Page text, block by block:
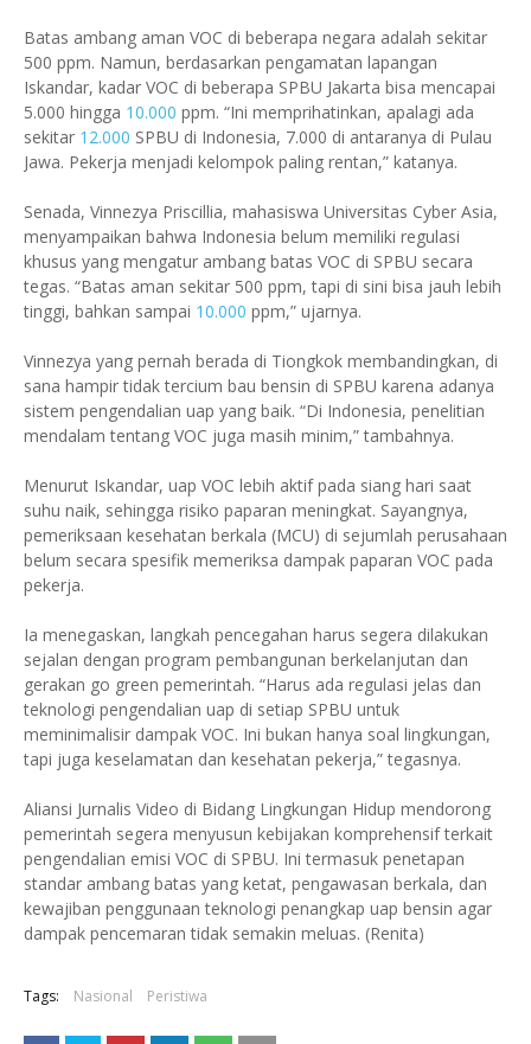
Batas ambang aman VOC di beberapa negara adalah sekitar
500 ppm. Namun, berdasarkan pengamatan lapangan
Iskandar, kadar VOC di beberapa SPBU Jakarta bisa mencapai
5.000 hingga 10.000 ppm. “Ini memprihatinkan, apalagi ada
sekitar 12.000 SPBU di Indonesia, 7.000 di antaranya di Pulau
Jawa. Pekerja menjadi kelompok paling rentan,” katanya.
Senada, Vinnezya Priscillia, mahasiswa Universitas Cyber Asia,
menyampaikan bahwa Indonesia belum memiliki regulasi
khusus yang mengatur ambang batas VOC di SPBU secara
tegas. “Batas aman sekitar 500 ppm, tapi di sini bisa jauh lebih
tinggi, bahkan sampai 10.000 ppm,” ujarnya.
Vinnezya yang pernah berada di Tiongkok membandingkan, di
sana hampir tidak tercium bau bensin di SPBU karena adanya
sistem pengendalian uap yang baik. “Di Indonesia, penelitian
mendalam tentang VOC juga masih minim,” tambahnya.
Menurut Iskandar, uap VOC lebih aktif pada siang hari saat
suhu naik, sehingga risiko paparan meningkat. Sayangnya,
pemeriksaan kesehatan berkala (MCU) di sejumlah perusahaan
belum secara spesifik memeriksa dampak paparan VOC pada
pekerja.
Ia menegaskan, langkah pencegahan harus segera dilakukan
sejalan dengan program pembangunan berkelanjutan dan
gerakan go green pemerintah. “Harus ada regulasi jelas dan
teknologi pengendalian uap di setiap SPBU untuk
meminimalisir dampak VOC. Ini bukan hanya soal lingkungan,
tapi juga keselamatan dan kesehatan pekerja,” tegasnya.
Aliansi Jurnalis Video di Bidang Lingkungan Hidup mendorong
pemerintah segera menyusun kebijakan komprehensif terkait
pengendalian emisi VOC di SPBU. Ini termasuk penetapan
standar ambang batas yang ketat, pengawasan berkala, dan
kewajiban penggunaan teknologi penangkap uap bensin agar
dampak pencemaran tidak semakin meluas. (Renita)
Tags: Nasional Peristiwa